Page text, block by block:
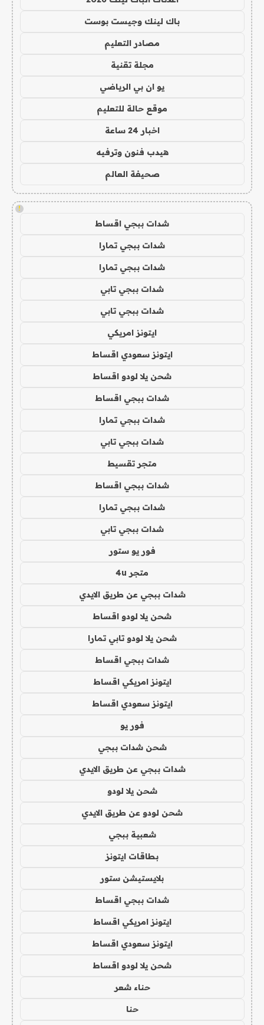
باك لينك وجيست بوست
مصادر التعليم
مجلة تقنية
يو ان بي الرياضي
موقع حالة للتعليم
اخبار 24 ساعة
هيدب فنون وترفيه
صحيفة العالم
!
شدات ببجي اقساط
شدات ببجي تمارا
شدات ببجي تمارا
شدات ببجي تابي
شدات ببجي تابي
ايتونز امريكي
ايتونز سعودي اقساط
شحن يلا لودو اقساط
شدات ببجي اقساط
شدات ببجي تمارا
شدات ببجي تابي
متجر تقسيط
شدات ببجي اقساط
شدات ببجي تمارا
شدات ببجي تابي
فور يو ستور
متجر 4u
شدات ببجي عن طريق الايدي
شحن يلا لودو اقساط
شحن يلا لودو تابي تمارا
شدات ببجي اقساط
ايتونز امريكي اقساط
ايتونز سعودي اقساط
فور يو
شحن شدات ببجي
شدات ببجي عن طريق الايدي
شحن يلا لودو
شحن لودو عن طريق الايدي
شعبية ببجي
بطاقات ايتونز
بلايستيشن ستور
شدات ببجي اقساط
ايتونز امريكي اقساط
ايتونز سعودي اقساط
شحن يلا لودو اقساط
حناء شعر
حنا